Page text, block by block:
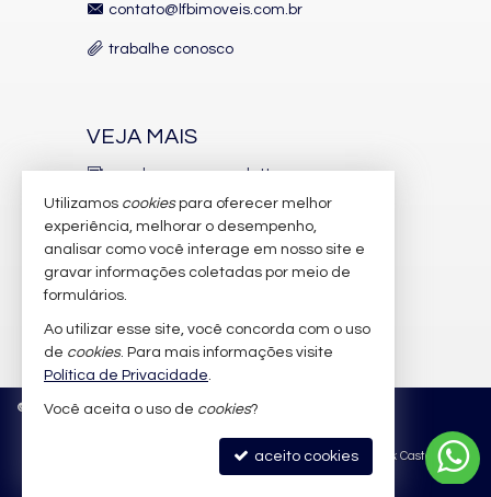
contato@lfbimoveis.com.br
trabalhe conosco
VEJA MAIS
receba nosso newsletter
indicadores financeiros
cadastre seu imóvel
imóveis favoritos
mapa de imóveis
© 2026 CRECI/SC 6.388-J Política de Privacidade
Site para imobiliárias: Castel Digital
Utilizamos cookiespara oferecer melhor
experiência, melhorar o desempenho,
analisar como você interage em nosso site e
gravar informações coletadas por meio de
formulários.
Ao utilizar esse site, você concorda com o uso
de cookies. Para mais informações visite
Política de Privacidade.
Você aceita o uso de cookies?
aceito cookies